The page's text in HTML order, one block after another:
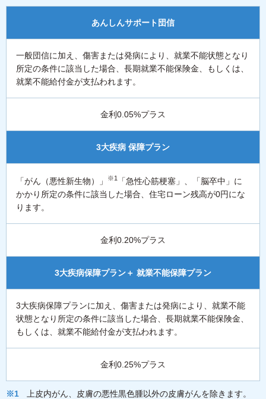
あんしんサポート団信
一般団信に加え、傷害または発病により、就業不能状態となり
所定の条件に該当した場合、長期就業不能保険金、もしくは、
就業不能給付金が支払われます。
金利0.05%プラス
3大疾病 保障プラン
「がん（悪性新生物）」 ※1
「急性心筋梗塞」、「脳卒中」に
かかり所定の条件に該当した場合、住宅ローン残高が0円にな
ります。
金利0.20%プラス
3大疾病保障プラン＋ 就業不能保障プラン
3大疾病保障プランに加え、傷害または発病により、就業不能
状態となり所定の条件に該当した場合、長期就業不能保険金、
もしくは、就業不能給付金が支払われます。
金利0.25%プラス
上皮内がん、皮膚の悪性黒色腫以外の皮膚がんを除きます。